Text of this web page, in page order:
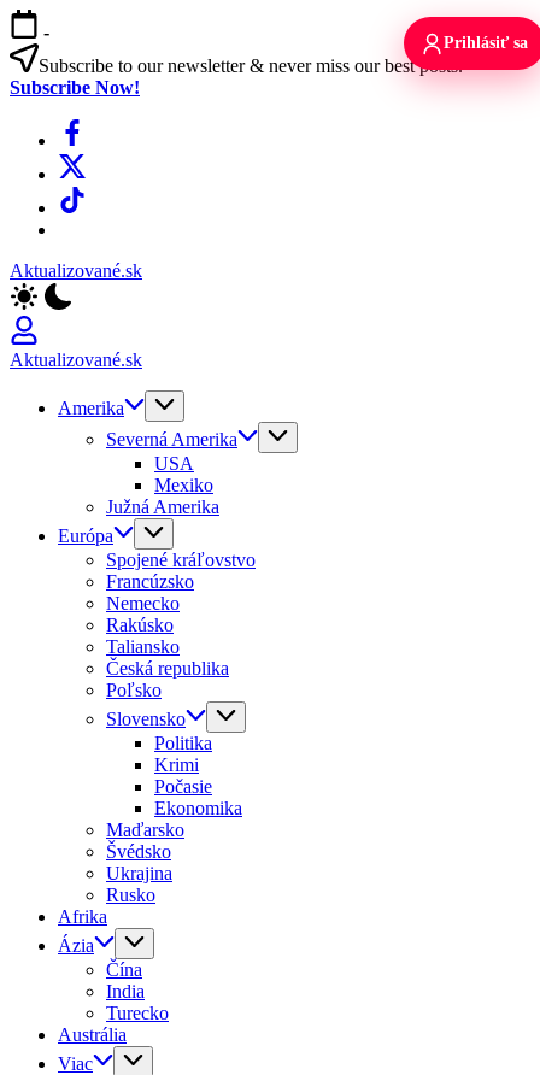
Skip
to
content
-
Subscribe to our newsletter & never miss our best posts.
Subscribe Now!
Facebook
X
TikTok
Aktualizované.sk
Aktualizované.sk
Amerika
Severná Amerika
USA
Mexiko
Južná Amerika
Európa
Spojené kráľovstvo
Francúzsko
Nemecko
Rakúsko
Taliansko
Česká republika
Poľsko
Slovensko
Politika
Krimi
Počasie
Ekonomika
Maďarsko
Švédsko
Ukrajina
Rusko
Afrika
Ázia
Čína
India
Turecko
Austrália
Viac
Prihlásiť sa